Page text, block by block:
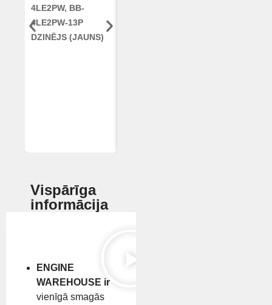
4LE2PW, BB-
4LE2PW-13P
DZINĒJS (JAUNS)
Vispārīga
informācija
ENGINE
WAREHOUSE ir
vienīgā smagās